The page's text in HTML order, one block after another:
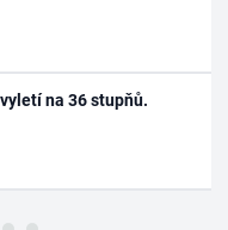
na 36 stupňů.